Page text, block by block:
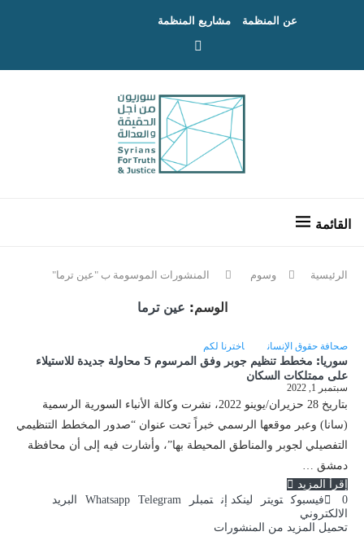
عن المنظمة مشاريع المنظمة
الرئيسية وسوم المنشورات الموسومة ب "عين ترما"
الوسم: عين ترما
صحافة حقوق الإنسان اخترنا لكم
سوريا: مخطط تنظيم جوبر وفق المرسوم 5 محاولة جديدة للاستيلاء
على ممتلكات السكان
سبتمبر 1, 2022
بتاريخ 28 حزيران/يوينو 2022، نشرت وكالة الأنباء السورية الرسمية
(سانا) وعبر موقعها الرسمي خبراً تحت عنوان “صدور المخطط التنظيمي
التفصيلي لجوبر والمناطق المحيطة بها”، وأشارت فيه إلى أن محافظة
دمشق …
إقرأ المزيد
0
فيسبوك تويتر لينكد إن تمبلر Whatsapp Telegram
البريد
الالكتروني
تحميل المزيد من المنشورات